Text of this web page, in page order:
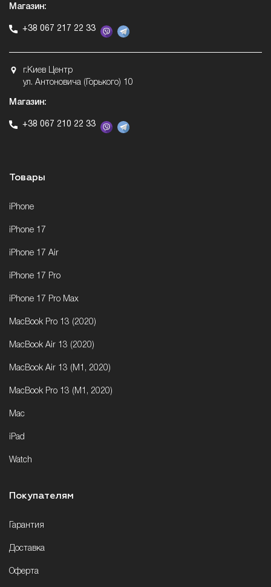
Магазин:
+38 067 217 22 33
г.Киев Центр
ул. Антоновича (Горького) 10
Магазин:
+38 067 210 22 33
Товары
iPhone
iPhone 17
iPhone 17 Air
iPhone 17 Pro
iPhone 17 Pro Max
MacBook Pro 13 (2020)
MacBook Air 13 (2020)
MacBook Air 13 (M1, 2020)
MacBook Pro 13 (M1, 2020)
Mac
iPad
Watch
Покупателям
Гарантия
Доставка
Оферта